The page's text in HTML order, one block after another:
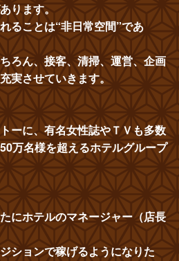
ります。
ることは“非日常空間”であ
ろん、接客、清掃、運営、企画
実させていきます。
ーに、有名女性誌やＴＶも多数
万名様を超えるホテルグループ
にホテルのマネージャー（店長
ションで稼げるようになりた